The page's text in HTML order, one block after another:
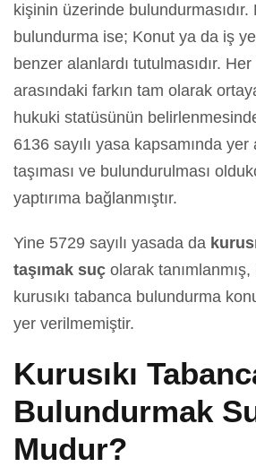
kişinin üzerinde bulundurmasıdır.
bulundurma ise; Konut ya da iş
benzer alanlardı tutulmasıdır.
arasındaki farkın tam olarak
hukuki statüsünün
6136 sayılı yasa kapsamında yer
taşıması ve bulundurulması
yaptırıma bağlanmıştır.
Yine 5729 sayılı yasada da
taşımak suç olarak tanımlanmış,
kurusıkı tabanca bulundurma
yer verilmemiştir.
Kurusıkı
Bulundurmak
Mudur?